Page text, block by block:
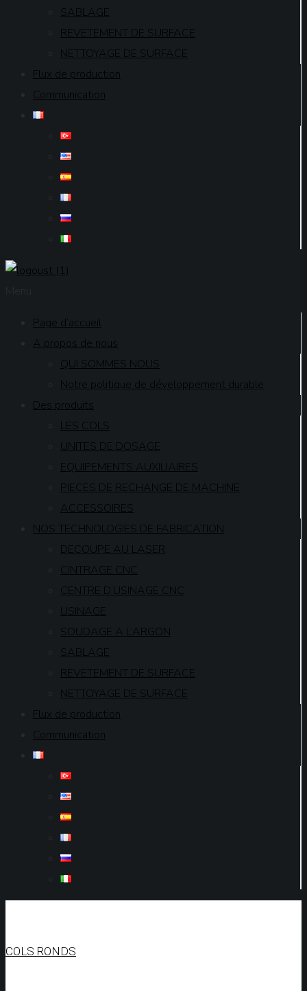
SABLAGE
REVETEMENT DE SURFACE
NETTOYAGE DE SURFACE
Flux de production
Communication
Page d’accueil
A propos de nous
QUI SOMMES NOUS
Notre politique de développement durable
Des produits
LES COLS
UNITES DE DOSAGE
EQUIPEMENTS AUXILIAIRES
PIECES DE RECHANGE DE MACHINE
ACCESSOIRES
NOS TECHNOLOGIES DE FABRICATION
DECOUPE AU LASER
CINTRAGE CNC
CENTRE D’USINAGE CNC
USINAGE
SOUDAGE A L’ARGON
SABLAGE
REVETEMENT DE SURFACE
NETTOYAGE DE SURFACE
Flux de production
Communication
COLS RONDS